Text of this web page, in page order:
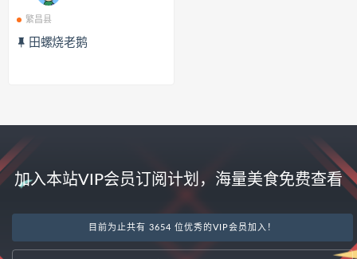
繁昌县
田螺烧老鹅
加入本站VIP会员订阅计划，海量美食免费查看
目前为止共有 3654 位优秀的VIP会员加入！